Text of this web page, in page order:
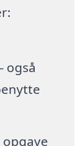
også